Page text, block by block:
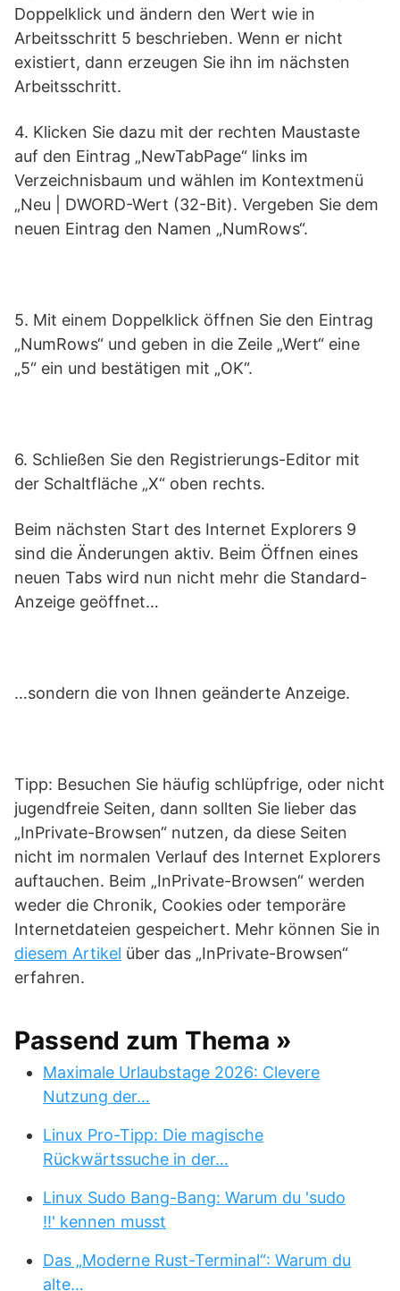
Doppelklick und ändern den Wert wie in
Arbeitsschritt 5 beschrieben. Wenn er nicht
existiert, dann erzeugen Sie ihn im nächsten
Arbeitsschritt.
4. Klicken Sie dazu mit der rechten Maustaste
auf den Eintrag „NewTabPage“ links im
Verzeichnisbaum und wählen im Kontextmenü
„Neu | DWORD-Wert (32-Bit). Vergeben Sie dem
neuen Eintrag den Namen „NumRows“.
5. Mit einem Doppelklick öffnen Sie den Eintrag
„NumRows“ und geben in die Zeile „Wert“ eine
„5“ ein und bestätigen mit „OK“.
6. Schließen Sie den Registrierungs-Editor mit
der Schaltfläche „X“ oben rechts.
Beim nächsten Start des Internet Explorers 9
sind die Änderungen aktiv. Beim Öffnen eines
neuen Tabs wird nun nicht mehr die Standard-
Anzeige geöffnet…
…sondern die von Ihnen geänderte Anzeige.
Tipp: Besuchen Sie häufig schlüpfrige, oder nicht
jugendfreie Seiten, dann sollten Sie lieber das
„InPrivate-Browsen“ nutzen, da diese Seiten
nicht im normalen Verlauf des Internet Explorers
auftauchen. Beim „InPrivate-Browsen“ werden
weder die Chronik, Cookies oder temporäre
Internetdateien gespeichert. Mehr können Sie in
diesem Artikel über das „InPrivate-Browsen“
erfahren.
Passend zum Thema »
Maximale Urlaubstage 2026: Clevere
Nutzung der…
Linux Pro-Tipp: Die magische
Rückwärtssuche in der…
Linux Sudo Bang-Bang: Warum du 'sudo
!!' kennen musst
Das „Moderne Rust-Terminal“: Warum du
alte…